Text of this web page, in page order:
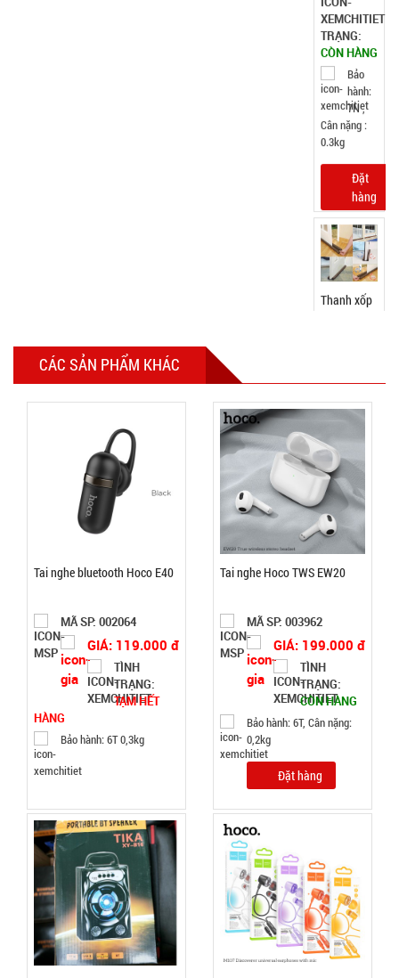
GIÁ:
7.500 đ
TÌNH
TRẠNG:
CÒN HÀNG
Bảo
hành:
Test
Đặt
hàng
chân K07
MÃ
002158
GIÁ:
49.000 đ
TÌNH
CÒN HÀNG
Bảo
massage
mặt ion
WFC
MÃ
SP:
000867
GIÁ:
CÁC SẢN PHẨM KHÁC
Tai nghe bluetooth Hoco E40
MÃ SP: 002064
GIÁ: 119.000 đ
TÌNH
TRẠNG:
TẠM HẾT
HÀNG
Bảo hành: 6T 0,3kg
Tai nghe Hoco TWS EW20
MÃ SP: 003962
GIÁ: 199.000 đ
TÌNH
TRẠNG:
CÒN HÀNG
Bảo hành: 6T, Cân nặng:
0,2kg
Đặt hàng